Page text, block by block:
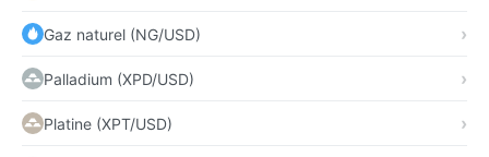
Gaz naturel (NG/USD)
Palladium (XPD/USD)
Platine (XPT/USD)